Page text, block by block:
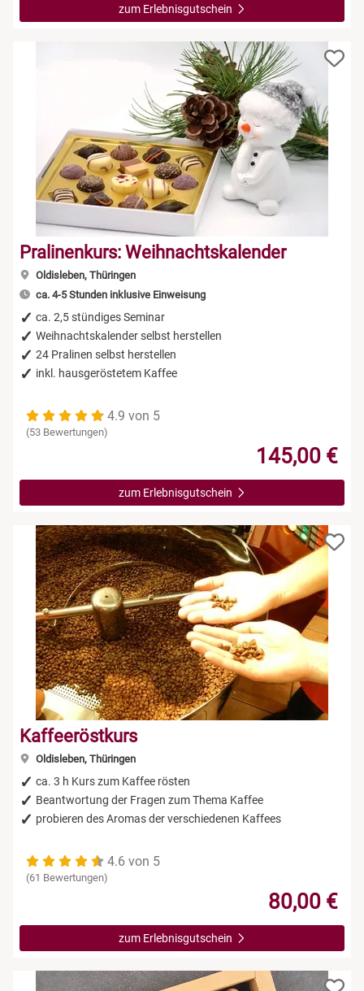
zum Erlebnisgutschein
Pralinenkurs: Weihnachtskalender
Oldisleben, Thüringen
ca. 4-5 Stunden inklusive Einweisung
ca. 2,5 stündiges Seminar
Weihnachtskalender selbst herstellen
24 Pralinen selbst herstellen
inkl. hausgeröstetem Kaffee
4.9 von 5
(53 Bewertungen)
145,00 €
zum Erlebnisgutschein
Kaffeeröstkurs
Oldisleben, Thüringen
ca. 3 h Kurs zum Kaffee rösten
Beantwortung der Fragen zum Thema Kaffee
probieren des Aromas der verschiedenen Kaffees
4.6 von 5
(61 Bewertungen)
80,00 €
zum Erlebnisgutschein